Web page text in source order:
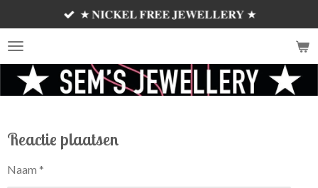
direct
naar
de
hoofdinhoud
★ 𝐍𝐈𝐂𝐊𝐄𝐋 𝐅𝐑𝐄𝐄 𝐉𝐄𝐖𝐄𝐋𝐋𝐄𝐑𝐘 ★
Reactie plaatsen
Naam *